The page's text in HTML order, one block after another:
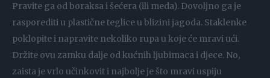
Pravite ga od boraksa i šećera (ili meda). Dovoljno ga je
rasporediti u plastične teglice u blizini jagoda. Staklenke
poklopite i napravite nekoliko rupa u koje će mravi ući.
Držite ovu zamku dalje od kućnih ljubimaca i djece. No,
zaista je vrlo učinkovit i najbolje je što mravi uspiju